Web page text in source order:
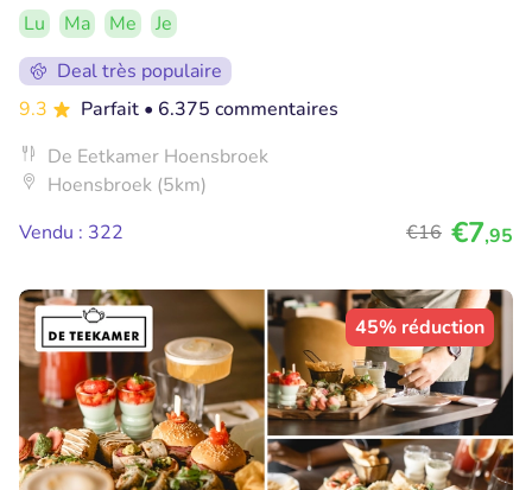
Lu Ma Me
Je
Deal très populaire
9.3
Parfait • 6.375 commentaires
De Eetkamer Hoensbroek
Hoensbroek (5km)
Vendu : 322
€16 €7,95
45% réduction